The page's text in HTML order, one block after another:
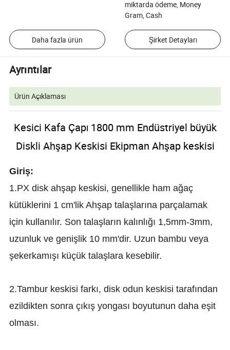
miktarda ödeme, Money
Gram, Cash
Daha fazla ürün Şirket Detayları
Ayrıntılar
Ürün Açıklaması
Kesici Kafa Çapı 1800 mm Endüstriyel büyük
Diskli Ahşap Keskisi Ekipman Ahşap keskisi
Giriş:
1.PX disk ahşap keskisi, genellikle ham ağaç
kütüklerini 1 cm'lik Ahşap talaşlarına parçalamak
için kullanılır. Son talaşların kalınlığı 1,5mm-3mm,
uzunluk ve genişlik 10 mm'dir. Uzun bambu veya
şekerkamışı küçük talaşlara kesebilir.
2.Tambur keskisi farkı, disk odun keskisi tarafından
ezildikten sonra çıkış yongası boyutunun daha eşit
olması.